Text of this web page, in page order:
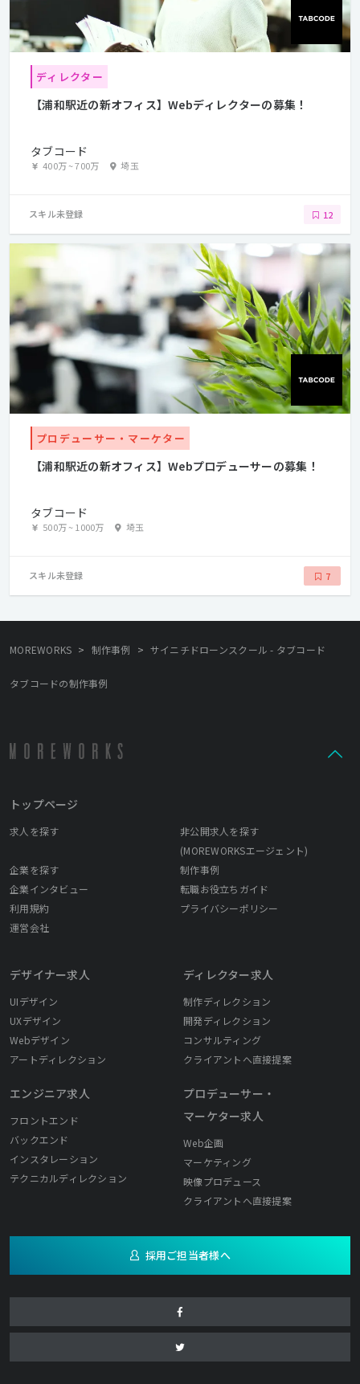
ディレクター
【浦和駅近の新オフィス】Webディレクターの募集！
タブコード
400万~700万 埼玉
スキル未登録 12
プロデューサー・マーケター
【浦和駅近の新オフィス】Webプロデューサーの募集！
タブコード
500万~1000万 埼玉
スキル未登録 7
MOREWORKS > 制作事例 > サイニチドローンスクール - タブコード
タブコードの制作事例
トップページ
求人を探す
非公開求人を探す
(MOREWORKSエージェント)
企業を探す
制作事例
企業インタビュー
転職お役立ちガイド
利用規約
プライバシーポリシー
運営会社
デザイナー求人
UIデザイン
UXデザイン
Webデザイン
アートディレクション
エンジニア求人
フロントエンド
バックエンド
インスタレーション
テクニカルディレクション
ディレクター求人
制作ディレクション
開発ディレクション
コンサルティング
クライアントへ直接提案
プロデューサー・
マーケター求人
Web企画
マーケティング
映像プロデュース
クライアントへ直接提案
採用ご担当者様へ